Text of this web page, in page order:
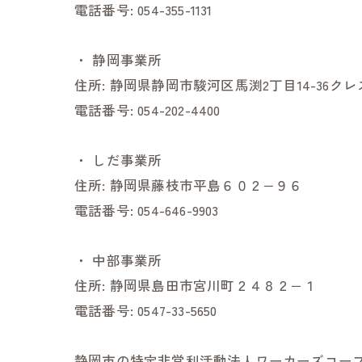
電話番号:054-355-1131
・静岡事業所
住所: 静岡県静岡市駿河区馬渕2丁目14-36クレ
電話番号:054-202-4400
・
しだ事業所
住所: 静岡県藤枝市平島６０２−９６
電話番号:054-646-9903
・ 中部事業所
住所: 静岡県島田市宮川町２４８２−１
電話番号:0547-33-5650